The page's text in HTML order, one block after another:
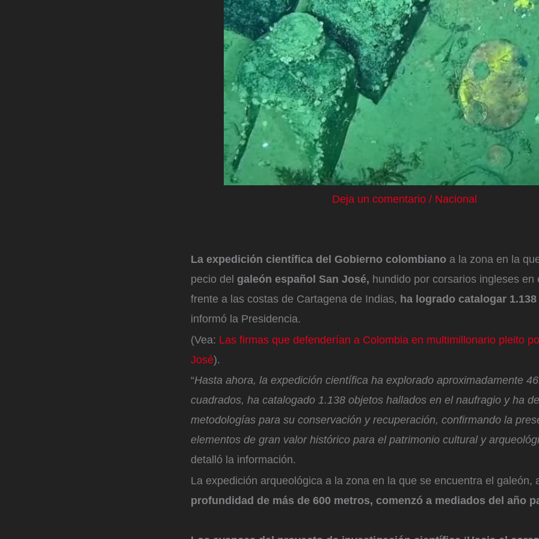
Deja un comentario / Nacional
La expedición científica del Gobierno colombiano a la zona en la
pecio del galeón español San José, hundido por corsarios ingleses en
frente a las costas de Cartagena de Indias, ha logrado catalogar
informó la Presidencia.
(Vea: Las firmas que defenderían a Colombia en multimillonario pleito
José).
“Hasta ahora, la expedición científica ha explorado aproximadamente
cuadrados, ha catalogado 1.138 objetos hallados en el naufragio y ha
metodologías para su conservación y recuperación, confirmando la
elementos de gran valor histórico para el patrimonio cultural y
detalló la información.
La expedición arqueológica a la zona en la que se encuentra el galeón,
profundidad de más de 600 metros, comenzó a mediados del año